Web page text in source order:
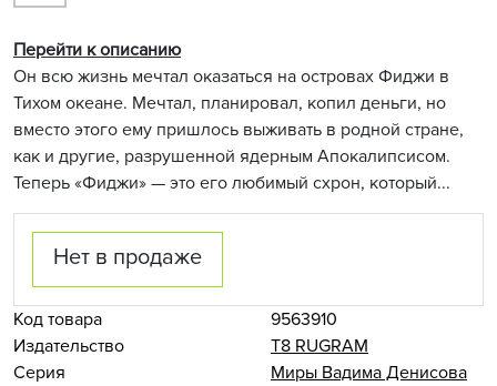
Он всю жизнь мечтал оказаться на островах Фиджи в
Тихом океане. Мечтал, планировал, копил деньги, но
вместо этого ему пришлось выживать в родной стране,
как и другие, разрушенной ядерным Апокалипсисом.
Теперь «Фиджи» — это его любимый схрон, который...
Перейти к описанию
Нет в продаже
Код товара
9563910
Издательство
Т8 RUGRAM
Серия
Миры Вадима Денисова